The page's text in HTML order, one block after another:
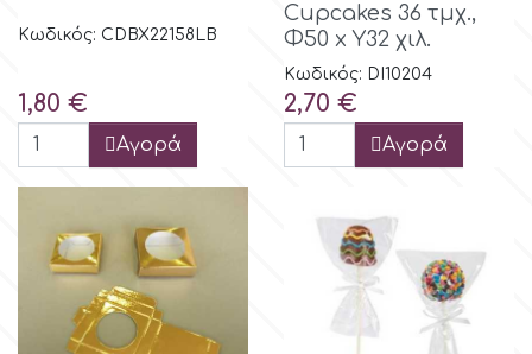
Κωδικός: CDBX22158LB
Τιμή
1,80 €
Αγορά
Cupcakes 36 τμχ.,
Φ50 x Υ32 χιλ.
Κωδικός: DI10204
Τιμή
2,70 €
Αγορά